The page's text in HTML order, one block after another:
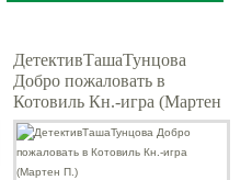
ДетективТашаТунцова
Добро пожаловать в
Котовиль Кн.-игра (Мартен
П.)